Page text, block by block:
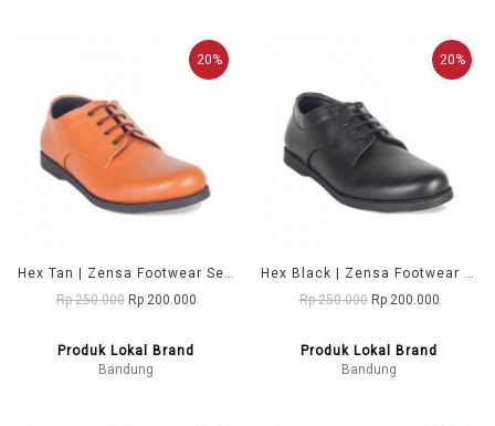
20%
Hex Tan | Zensa Footwear Sepatu Formal Pria Pantofel Shoes
Rp 250.000 Rp 200.000
Produk Lokal Brand
Bandung
20%
Hex Black | Zensa Footwear Sepatu Formal Pria Pantofel Shoes
Rp 250.000 Rp 200.000
Produk Lokal Brand
Bandung